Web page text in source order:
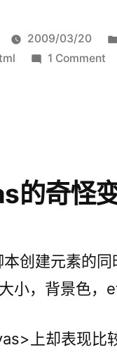
2009/03/20
1 Comment
的奇怪
创建元素的同
小，背景色，
上却表现比